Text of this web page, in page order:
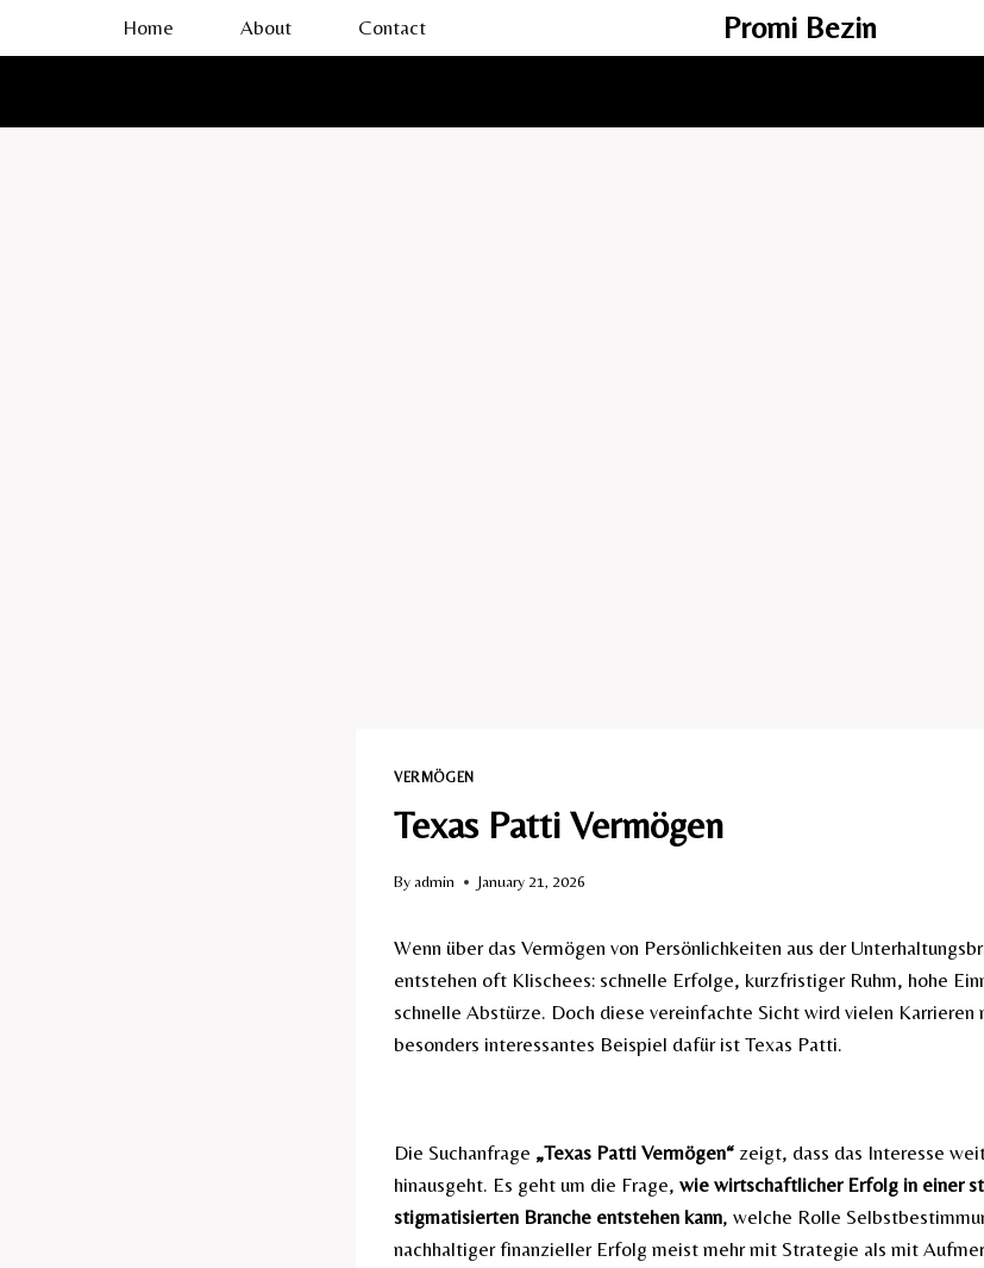
Home About Contact Promi Bezin
VERMÖGEN
Texas Patti Vermögen
Byadmin January 21, 2026
Wenn über das Vermögen von Persönlichkeiten aus der
entstehen oft Klischees: schnelle Erfolge, kurzfristiger Ruhm, hohe
schnelle Abstürze. Doch diese vereinfachte Sicht wird vielen Karrieren
besonders interessantes Beispiel dafür ist Texas Patti.
Die Suchanfrage „Texas Patti Vermögen“ zeigt, dass das Interesse
hinausgeht. Es geht um die Frage, wie wirtschaftlicher Erfolg in einer
stigmatisierten Branche entstehen kann, welche Rolle
nachhaltiger finanzieller Erfolg meist mehr mit Strategie als mit